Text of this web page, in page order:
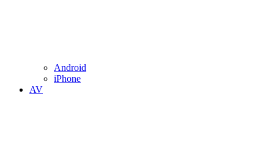
Android
iPhone
AV